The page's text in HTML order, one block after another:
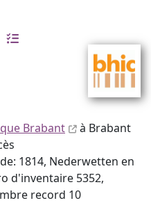
Brabant
à Brabant
1814, Nederwetten en
d'inventaire 5352,
record 10